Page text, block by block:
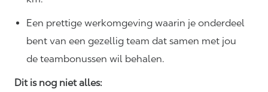
Een prettige werkomgeving waarin je onderdeel
bent van een gezellig team dat samen met jou
de teambonussen wil behalen.
Dit is nog niet alles: